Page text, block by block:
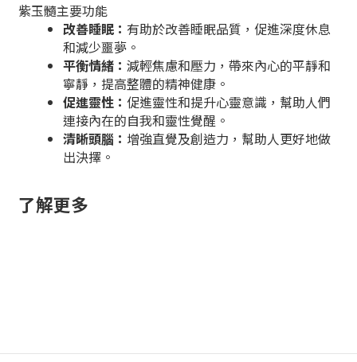
紫玉髓主要功能
改善睡眠： 有助於改善睡眠品質，促進深度休息
和減少噩夢。
平衡情緒： 減輕焦慮和壓力，帶來內心的平靜和
寧靜，提高整體的精神健康。
促進靈性： 促進靈性和提升心靈意識，幫助人們
連接內在的自我和靈性覺醒。
清晰頭腦： 增強直覺及創造力，幫助人更好地做
出決擇。
了解更多